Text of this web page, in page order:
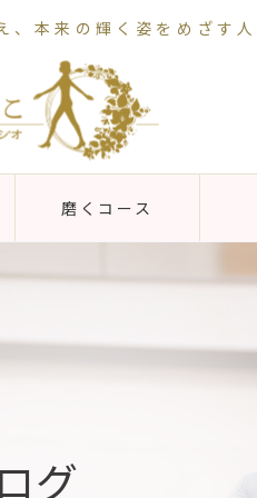
、本来の輝く姿をめざす人
磨くコース
グ